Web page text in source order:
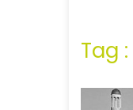
Tag :